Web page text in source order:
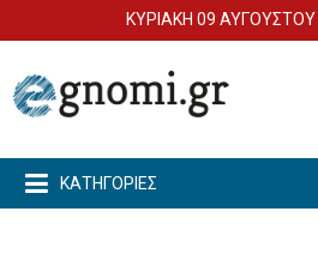
ΚΥΡΙΑΚΗ 09 ΑΥΓΟΥΣΤΟΥ
ΚΑΤΗΓΟΡΙΕΣ